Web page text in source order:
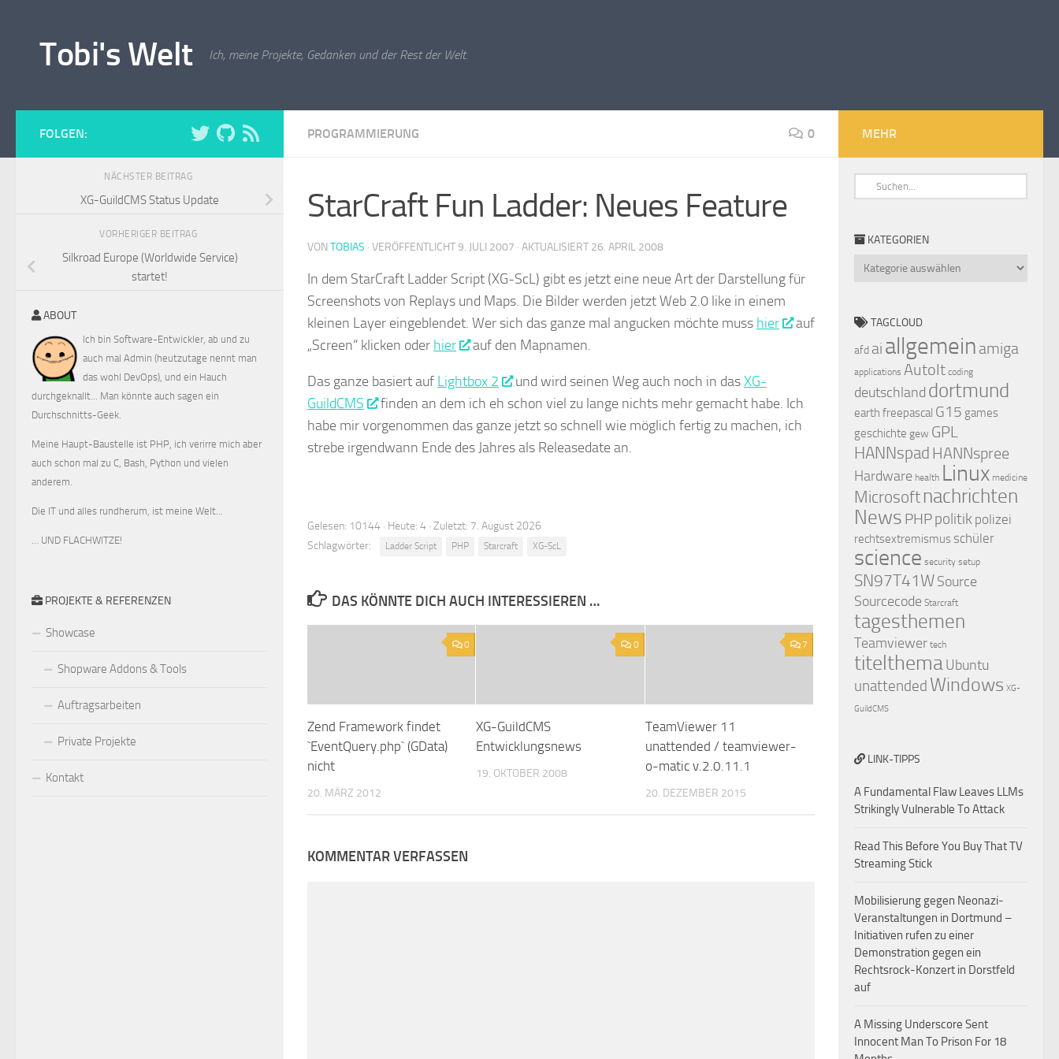
Tobi's Welt Ich, meine Projekte, Gedanken und der Rest der Welt.
PROGRAMMIERUNG 0
StarCraft Fun Ladder: Neues Feature
VON TOBIAS · VERÖFFENTLICHT9. JULI 2007 · AKTUALISIERT 26. APRIL 2008
In dem StarCraft Ladder Script (XG-ScL) gibt es jetzt eine neue Art der Darstellung für
Screenshots von Replays und Maps. Die Bilder werden jetzt Web 2.0 like in einem
kleinen Layer eingeblendet. Wer sich das ganze mal angucken möchte muss hier
auf
„Screen“ klicken oder hier auf den Mapnamen.
Das ganze basiert auf Lightbox 2 und wird seinen Weg auch noch in dasXG-
GuildCMS
finden an dem ich eh schon viel zu lange nichts mehr gemacht habe. Ich
habe mir vorgenommen das ganze jetzt so schnell wie möglich fertig zu machen, ich
strebe irgendwann Ende des Jahres als Releasedate an.
Gelesen: 10144 · Heute: 4 · Zuletzt: 7. August 2026
Schlagwörter:
Ladder Script PHP Starcraft XG-ScL
DAS KÖNNTE DICH AUCH INTERESSIEREN …
0
Zend Framework findet
`EventQuery.php` (GData)
nicht
20. MÄRZ 2012
0
XG-GuildCMS
Entwicklungsnews
19. OKTOBER 2008
7
TeamViewer 11
unattended / teamviewer-
o-matic v.2.0.11.1
20. DEZEMBER 2015
KOMMENTAR VERFASSEN
FOLGEN:
NÄCHSTER BEITRAG
XG-GuildCMS Status Update
VORHERIGER BEITRAG
Silkroad Europe (Worldwide Service)
startet!
ABOUT
Ich bin Software-Entwickler, ab und zu
auch mal Admin (heutzutage nennt man
das wohl DevOps), und ein Hauch
durchgeknallt... Man könnte auch sagen ein
Durchschnitts-Geek.
Meine Haupt-Baustelle ist PHP, ich verirre mich aber
auch schon mal zu C, Bash, Python und vielen
anderem.
Die IT und alles rundherum, ist meine Welt...
… UND FLACHWITZE!
PROJEKTE & REFERENZEN
Showcase
Shopware Addons & Tools
Auftragsarbeiten
Private Projekte
Kontakt
MEHR
KATEGORIEN
TAGCLOUD
afd ai allgemein amiga
applications AutoIt coding
deutschland dortmund
earth freepascal G15 games
geschichte gew GPL
HANNspad HANNspree
Hardware health Linux medicine
Microsoft nachrichten
News PHPpolitik polizei
rechtsextremismus schüler
science security setup
SN97T41WSource
Sourcecode Starcraft
tagesthemen
Teamviewer tech
titelthemaUbuntu
unattended Windows XG-
GuildCMS
LINK-TIPPS
A Fundamental Flaw Leaves LLMs
Strikingly Vulnerable To Attack
Read This Before You Buy That TV
Streaming Stick
Mobilisierung gegen Neonazi-
Veranstaltungen in Dortmund –
Initiativen rufen zu einer
Demonstration gegen ein
Rechtsrock-Konzert in Dorstfeld
auf
A Missing Underscore Sent
Innocent Man To Prison For 18